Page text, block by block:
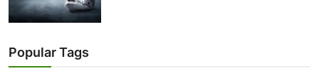
Popular Tags